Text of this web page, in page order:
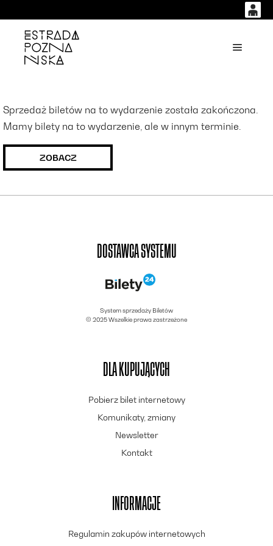
0,00
14 53
Sprzedaż biletów na to wydarzenie została zakończona.
Mamy bilety na to wydarzenie, ale w innym terminie.
ZOBACZ
DOSTAWCA SYSTEMU
System sprzedaży Biletów
© 2025 Wszelkie prawa zastrzeżone
DLA KUPUJĄCYCH
Pobierz bilet internetowy
Komunikaty, zmiany
Newsletter
Kontakt
INFORMACJE
Regulamin zakupów internetowych